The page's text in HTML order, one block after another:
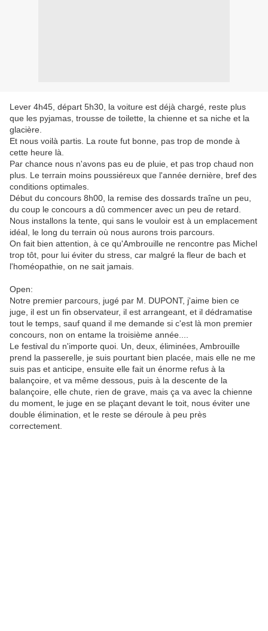
Lever 4h45, départ 5h30, la voiture est déjà chargé, reste plus
que les pyjamas, trousse de toilette, la chienne et sa niche et la
glacière.
Et nous voilà partis. La route fut bonne, pas trop de monde à
cette heure là.
Par chance nous n'avons pas eu de pluie, et pas trop chaud non
plus. Le terrain moins poussiéreux que l'année dernière, bref des
conditions optimales.
Début du concours 8h00, la remise des dossards traîne un peu,
du coup le concours a dû commencer avec un peu de retard.
Nous installons la tente, qui sans le vouloir est à un emplacement
idéal, le long du terrain où nous aurons trois parcours.
On fait bien attention, à ce qu'Ambrouille ne rencontre pas Michel
trop tôt, pour lui éviter du stress, car malgré la fleur de bach et
l'homéopathie, on ne sait jamais.
Open:
Notre premier parcours, jugé par M. DUPONT, j'aime bien ce
juge, il est un fin observateur, il est arrangeant, et il dédramatise
tout le temps, sauf quand il me demande si c'est là mon premier
concours, non on entame la troisième année....
Le festival du n'importe quoi. Un, deux, éliminées, Ambrouille
prend la passerelle, je suis pourtant bien placée, mais elle ne me
suis pas et anticipe, ensuite elle fait un énorme refus à la
balançoire, et va même dessous, puis à la descente de la
balançoire, elle chute, rien de grave, mais ça va avec la chienne
du moment, le juge en se plaçant devant le toit, nous éviter une
double élimination, et le reste se déroule à peu près
correctement.